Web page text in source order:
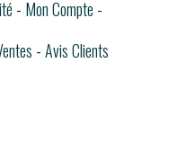
Mon Compte
Avis Clients